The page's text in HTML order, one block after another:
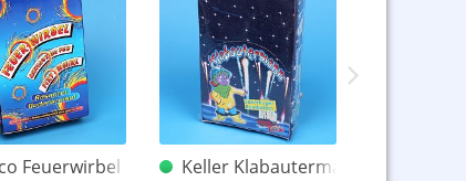
Feuerwirbel Display BAM - Zeit 40 x 10
Keller Klabautermann Display